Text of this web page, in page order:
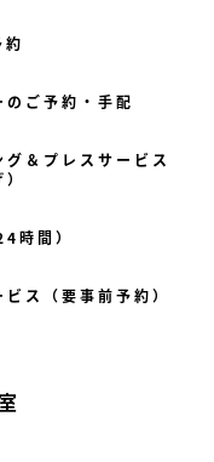
ご予約・手配
＆プレスサービス
時間）
ス（要事前予約）